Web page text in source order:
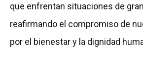
que enfrentan situaciones de
reafirmando el compromiso de
por el bienestar y la dignidad